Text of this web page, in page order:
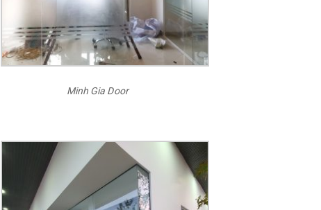
Minh Gia Door